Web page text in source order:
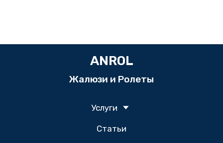
ANROL
Жалюзи и Ролеты
Услуги
Статьи